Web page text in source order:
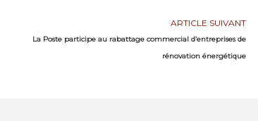
ARTICLE SUIVANT
La Poste participe au rabattage commercial d’entreprises de
rénovation énergétique